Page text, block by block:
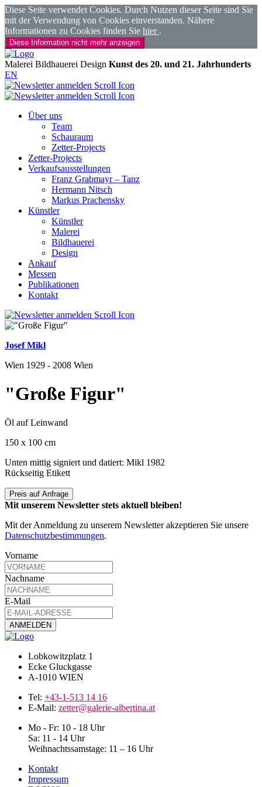
Diese Seite verwendet Cookies. Durch Nutzen dieser Seite sind Sie
mit der Verwendung von Cookies einverstanden. Nähere
Informationen zu Cookies finden Sie hier .
Diese Information nicht mehr anzeigen
Malerei Bildhauerei Design Kunst des 20. und 21. Jahrhunderts
EN
Über uns
Team
Schauraum
Zetter-Projects
Zetter-Projects
Verkaufsausstellungen
Franz Grabmayr – Tanz
Hermann Nitsch
Markus Prachensky
Künstler
Künstler
Malerei
Bildhauerei
Design
Ankauf
Messen
Publikationen
Kontakt
Josef Mikl
Wien 1929 - 2008 Wien
"Große Figur"
Öl auf Leinwand
150 x 100 cm
Unten mittig signiert und datiert: Mikl 1982
Rückseitig Etikett
Preis auf Anfrage
Mit unserem Newsletter stets aktuell bleiben!
Mit der Anmeldung zu unserem Newsletter akzeptieren Sie unsere
Datenschutzbestimmungen.
Vorname
Nachname
E-Mail
Lobkowitzplatz 1
Ecke Gluckgasse
A-1010 WIEN
Tel: +43-1-513 14 16
E-Mail: zetter@galerie-albertina.at
Mo - Fr: 10 - 18 Uhr
Sa: 11 - 14 Uhr
Weihnachtssamstage: 11 – 16 Uhr
Kontakt
Impressum